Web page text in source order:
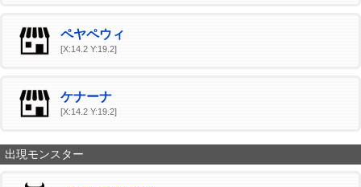
ペヤペウィ
[X:14.2 Y:19.2]
ケナーナ
[X:14.2 Y:19.2]
出現モンスター